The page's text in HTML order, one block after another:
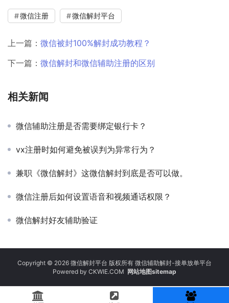
微信注册 微信解封平台
上一篇： 微信被封100%解封成功教程？
下一篇： 微信解封和微信辅助注册的区别
相关新闻
微信辅助注册是否需要绑定银行卡？
vx注册时如何避免被误判为异常行为？
兼职《微信解封》这微信解封到底是否可以做。
微信注册后如何设置语音和视频通话权限？
微信解封好友辅助验证
Copyright © 2026 微信解封平台 版权所有 微信辅助解封-接单放单平台
Powered by CKWIE.COM 网站地图sitemap